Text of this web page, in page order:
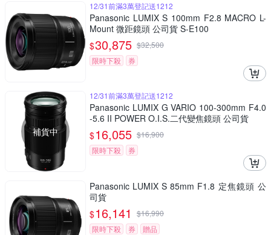
12/31前滿3萬登記送1212
Panasonic LUMIX S 100mm F2.8 MACRO L-
Mount 微距鏡頭 公司貨 S-E100
$30,875 $32,500
限時下殺
券
補貨中
12/31前滿3萬登記送1212
Panasonic LUMIX G VARIO 100-300mm F4.0
-5.6 II POWER O.I.S.二代變焦鏡頭 公司貨
$16,055 $16,900
限時下殺
券
Panasonic LUMIX S 85mm F1.8 定焦鏡頭 公
司貨
$16,141 $16,990
限時下殺
券 贈品